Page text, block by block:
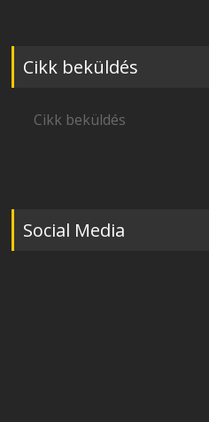
Cikk beküldés
Cikk beküldés
Social Media